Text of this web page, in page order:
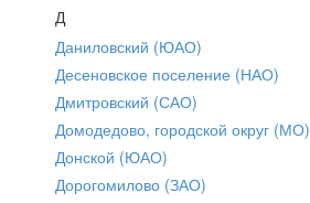
Д
Даниловский (ЮАО)
Десеновское поселение (НАО)
Дмитровский (САО)
Домодедово, городской округ (МО)
Донской (ЮАО)
Дорогомилово (ЗАО)